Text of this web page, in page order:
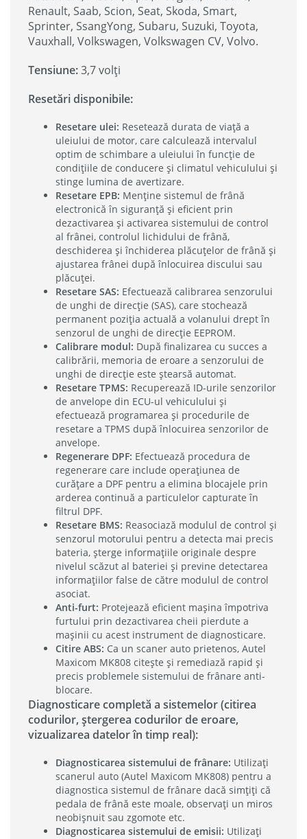
Renault, Saab, Scion, Seat, Skoda, Smart,
Sprinter, SsangYong, Subaru, Suzuki, Toyota,
Vauxhall, Volkswagen, Volkswagen CV, Volvo.
Tensiune:3,7 volți
Resetări disponibile:
Resetare ulei: Resetează durata de viață a
uleiului de motor, care calculează intervalul
optim de schimbare a uleiului în funcție de
condițiile de conducere și climatul vehiculului și
stinge lumina de avertizare.
Resetare EPB: Menține sistemul de frână
electronică în siguranță și eficient prin
dezactivarea și activarea sistemului de control
al frânei, controlul lichidului de frână,
deschiderea și închiderea plăcuțelor de frână și
ajustarea frânei după înlocuirea discului sau
plăcuței.
Resetare SAS: Efectuează calibrarea senzorului
de unghi de direcție (SAS), care stochează
permanent poziția actuală a volanului drept în
senzorul de unghi de direcție EEPROM.
Calibrare modul: După finalizarea cu succes a
calibrării, memoria de eroare a senzorului de
unghi de direcție este ștearsă automat.
Resetare TPMS: Recuperează ID-urile senzorilor
de anvelope din ECU-ul vehiculului și
efectuează programarea și procedurile de
resetare a TPMS după înlocuirea senzorilor de
anvelope.
Regenerare DPF: Efectuează procedura de
regenerare care include operațiunea de
curățare a DPF pentru a elimina blocajele prin
arderea continuă a particulelor capturate în
filtrul DPF.
Resetare BMS: Reasociază modulul de control și
senzorul motorului pentru a detecta mai precis
bateria, șterge informațiile originale despre
nivelul scăzut al bateriei și previne detectarea
informațiilor false de către modulul de control
asociat.
Anti-furt: Protejează eficient mașina împotriva
furtului prin dezactivarea cheii pierdute a
mașinii cu acest instrument de diagnosticare.
Citire ABS: Ca un scaner auto prietenos, Autel
Maxicom MK808 citește și remediază rapid și
precis problemele sistemului de frânare anti-
blocare.
Diagnosticare completă a sistemelor (citirea
codurilor, ștergerea codurilor de eroare,
vizualizarea datelor în timp real):
Diagnosticarea sistemului de frânare: Utilizați
scanerul auto (Autel Maxicom MK808) pentru a
diagnostica sistemul de frânare dacă simțiți că
pedala de frână este moale, observați un miros
neobișnuit sau zgomote etc.
Diagnosticarea sistemului de emisii: Utilizați